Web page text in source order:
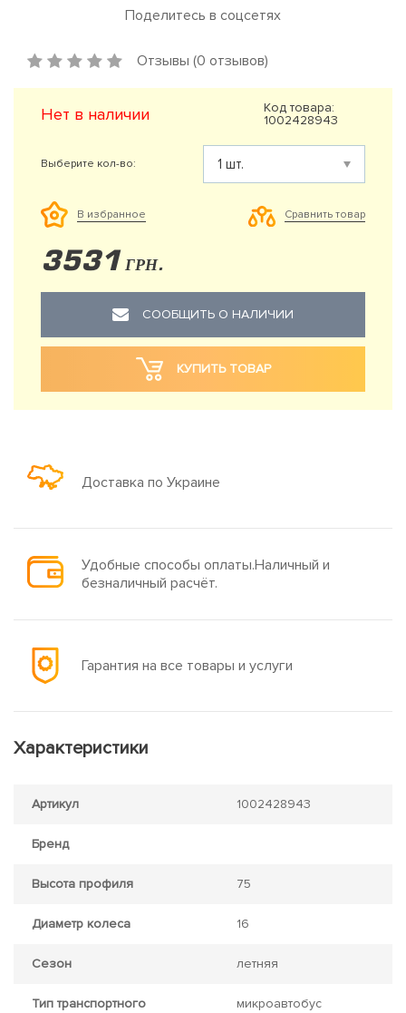
Поделитесь в соцсетях
Отзывы (0 отзывов)
Нет в наличии
Код товара:
1002428943
Выберите кол-во:
В избранное Сравнить товар
3531 ГРН.
СООБЩИТЬ О НАЛИЧИИ
КУПИТЬ ТОВАР
Доставка по Украине
Удобные способы оплаты.Наличный и
безналичный расчёт.
Гарантия на все товары и услуги
Характеристики
Артикул 1002428943
Бренд
Высота профиля 75
Диаметр колеса 16
Сезон летняя
Тип транспортного
микроавтобус